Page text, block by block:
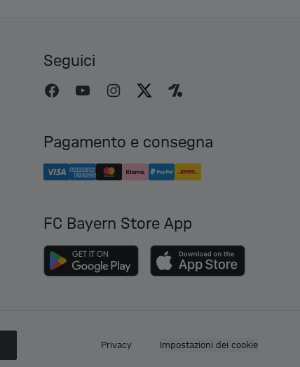
Seguici
Pagamento e consegna
FC Bayern Store App
Privacy Impostazioni dei cookie